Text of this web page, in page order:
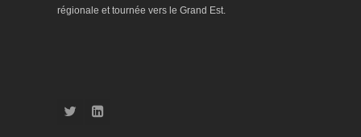
régionale et tournée vers le Grand Est.